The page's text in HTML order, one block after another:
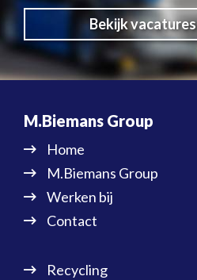
Bekijk vacatures
M.Biemans Group
Home
M.Biemans Group
Werken bij
Contact
Recycling